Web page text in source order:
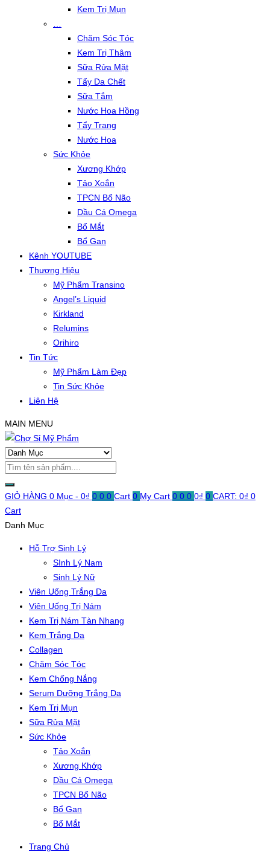
Kem Trị Mụn
Chăm Sóc Tóc
Kem Trị Thâm
Sữa Rửa Mặt
Tẩy Da Chết
Sữa Tắm
Nước Hoa Hồng
Tẩy Trang
Nước Hoa
Sức Khỏe
Xương Khớp
Tảo Xoắn
TPCN Bổ Não
Dầu Cá Omega
Bổ Mắt
Bổ Gan
Kênh YOUTUBE
Thương Hiệu
Mỹ Phẩm Transino
Angel’s Liquid
Kirkland
Relumins
Orihiro
Tin Tức
Mỹ Phẩm Làm Đẹp
Tin Sức Khỏe
Liên Hệ
MAIN MENU
GIỎ HÀNG 0 Mục - 0₫ 0 0 0 Cart 0 My Cart 0 0 0 0₫ 0 CART: 0₫ 0
Cart
Danh Mục
Hỗ Trợ Sinh Lý
SInh Lý Nam
Sinh Lý Nữ
Viên Uống Trắng Da
Viên Uống Trị Nám
Kem Trị Nám Tàn Nhang
Kem Trắng Da
Collagen
Chăm Sóc Tóc
Kem Chống Nắng
Serum Dưỡng Trắng Da
Kem Trị Mụn
Sữa Rửa Mặt
Sức Khỏe
Tảo Xoắn
Xương Khớp
Dầu Cá Omega
TPCN Bổ Não
Bổ Gan
Bổ Mắt
Trang Chủ